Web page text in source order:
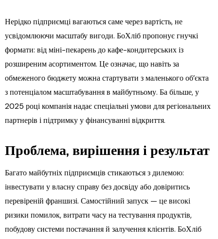
Нерідко підприємці вагаються саме через вартість, не
усвідомлюючи масштабу вигоди. БоХліб пропонує гнучкі
формати: від міні-пекарень до кафе-кондитерських із
розширеним асортиментом. Це означає, що навіть за
обмеженого бюджету можна стартувати з маленького об’єкта
з потенціалом масштабування в майбутньому. Ба більше, у
2025 році компанія надає спеціальні умови для регіональних
партнерів і підтримку у фінансуванні відкриття.
Проблема, вирішення і результат
Багато майбутніх підприємців стикаються з дилемою:
інвестувати у власну справу без досвіду або довіритись
перевіреній франшизі. Самостійний запуск — це високі
ризики помилок, витрати часу на тестування продуктів,
побудову системи постачання й залучення клієнтів. БоХліб